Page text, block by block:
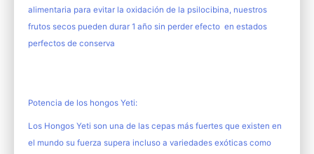
alimentaria para evitar la oxidación de la psilocibina, nuestros
frutos secos pueden durar 1 año sin perder efecto en estados
perfectos de conserva
Potencia de los hongos Yeti:
Los Hongos Yeti son una de las cepas más fuertes que existen en
el mundo su fuerza supera incluso a variedades exóticas como